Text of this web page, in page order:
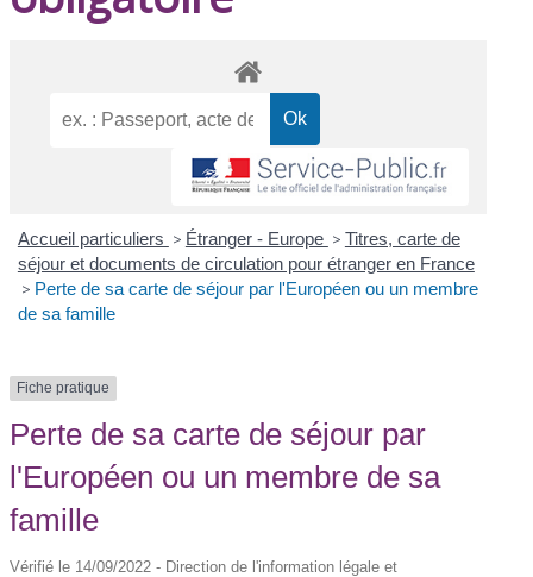
Accueil particuliers > Étranger - Europe > Titres, carte de
séjour et documents de circulation pour étranger en France
> Perte de sa carte de séjour par l'Européen ou un membre
de sa famille
Fiche pratique
Perte de sa carte de séjour par
l'Européen ou un membre de sa
famille
Vérifié le 14/09/2022 - Direction de l'information légale et